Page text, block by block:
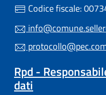
Codice fiscale:
Rpd -
dati